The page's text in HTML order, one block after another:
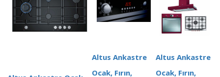
Altus Ankastre
Ocak, Fırın,
Altus Ankastre
Ocak, Fırın,